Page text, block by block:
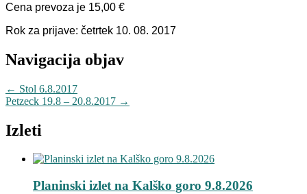
Cena prevoza je 15,00 €
Rok za prijave: četrtek 10. 08. 2017
Navigacija objav
← Stol 6.8.2017
Petzeck 19.8 – 20.8.2017 →
Izleti
Planinski izlet na Kalško goro 9.8.2026